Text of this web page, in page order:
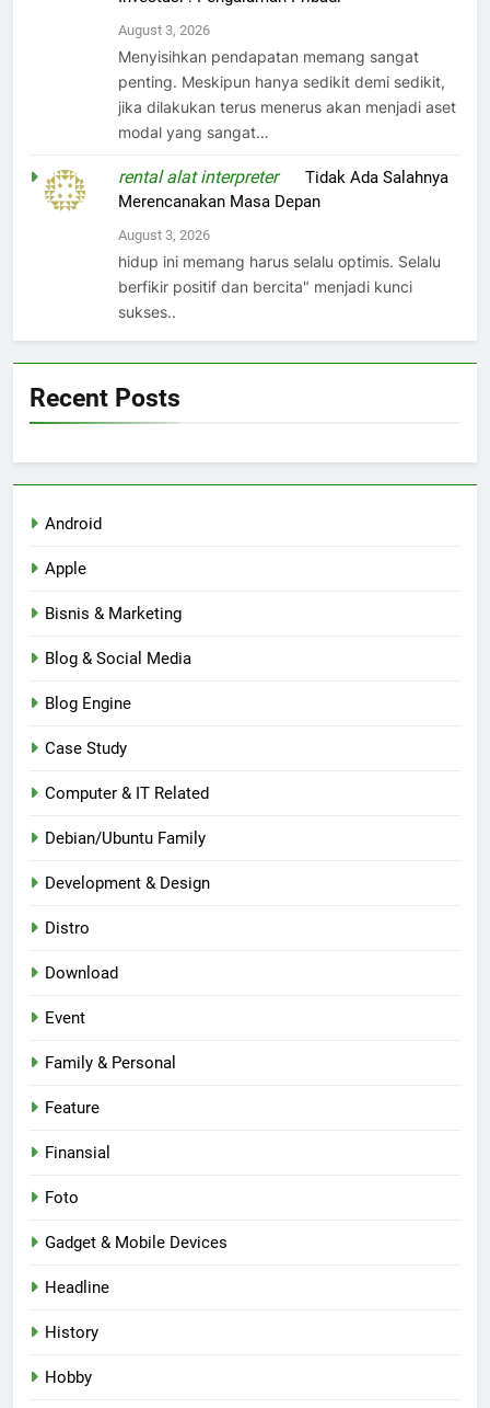
August 3, 2026
Menyisihkan pendapatan memang sangat
penting. Meskipun hanya sedikit demi sedikit,
jika dilakukan terus menerus akan menjadi aset
modal yang sangat…
rental alat interpreteronTidak Ada Salahnya
Merencanakan Masa Depan
August 3, 2026
hidup ini memang harus selalu optimis. Selalu
berfikir positif dan bercita" menjadi kunci
sukses..
Recent Posts
Android
Apple
Bisnis & Marketing
Blog & Social Media
Blog Engine
Case Study
Computer & IT Related
Debian/Ubuntu Family
Development & Design
Distro
Download
Event
Family & Personal
Feature
Finansial
Foto
Gadget & Mobile Devices
Headline
History
Hobby